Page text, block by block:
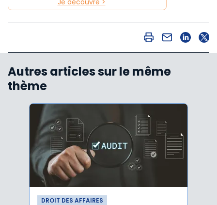
Autres articles sur le même
thème
DROIT DES AFFAIRES